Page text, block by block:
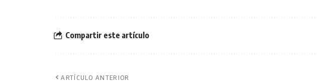
Compartir este artículo
ARTÍCULO ANTERIOR